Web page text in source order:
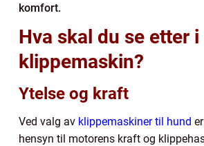
komfort.
Hva skal du se etter i
klippemaskin?
Ytelse og kraft
Ved valg av klippemaskiner til hund
hensyn til motorens kraft og